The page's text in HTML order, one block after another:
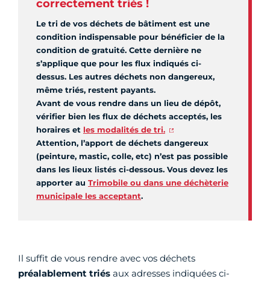
correctement triés !
Le tri de vos déchets de bâtiment est une
condition indispensable pour bénéficier de la
condition de gratuité. Cette dernière ne
s’applique que pour les flux indiqués ci-
dessus. Les autres déchets non dangereux,
même triés, restent payants.
Avant de vous rendre dans un lieu de dépôt,
vérifier bien les flux de déchets acceptés, les
horaires et les modalités de tri.
Attention, l’apport de déchets dangereux
(peinture, mastic, colle, etc) n’est pas possible
dans les lieux listés ci-dessous. Vous devez les
apporter au Trimobile ou dans une déchèterie
municipale les acceptant.
Il suffit de vous rendre avec vos déchets
préalablement triés aux adresses indiquées ci-